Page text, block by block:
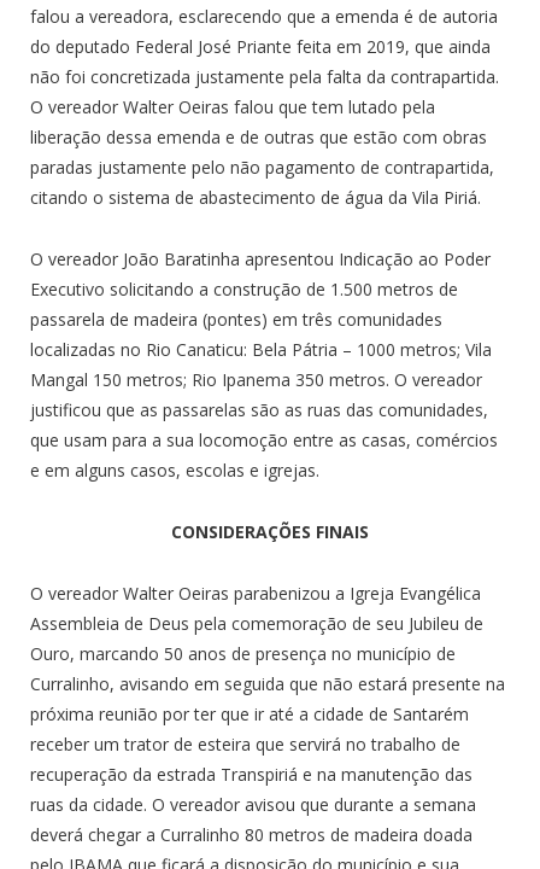
falou a vereadora, esclarecendo que a emenda é de autoria
do deputado Federal José Priante feita em 2019, que ainda
não foi concretizada justamente pela falta da contrapartida.
O vereador Walter Oeiras falou que tem lutado pela
liberação dessa emenda e de outras que estão com obras
paradas justamente pelo não pagamento de contrapartida,
citando o sistema de abastecimento de água da Vila Piriá.
O vereador João Baratinha apresentou Indicação ao Poder
Executivo solicitando a construção de 1.500 metros de
passarela de madeira (pontes) em três comunidades
localizadas no Rio Canaticu: Bela Pátria – 1000 metros; Vila
Mangal 150 metros; Rio Ipanema 350 metros. O vereador
justificou que as passarelas são as ruas das comunidades,
que usam para a sua locomoção entre as casas, comércios
e em alguns casos, escolas e igrejas.
CONSIDERAÇÕES FINAIS
O vereador Walter Oeiras parabenizou a Igreja Evangélica
Assembleia de Deus pela comemoração de seu Jubileu de
Ouro, marcando 50 anos de presença no município de
Curralinho, avisando em seguida que não estará presente na
próxima reunião por ter que ir até a cidade de Santarém
receber um trator de esteira que servirá no trabalho de
recuperação da estrada Transpiriá e na manutenção das
ruas da cidade. O vereador avisou que durante a semana
deverá chegar a Curralinho 80 metros de madeira doada